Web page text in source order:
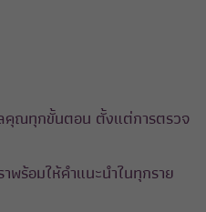
คุณทุกขั้นตอน ตั้งแต่การตรวจ
พร้อมให้คำแนะนำในทุกราย